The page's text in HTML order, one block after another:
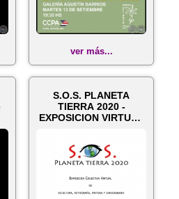
ver más...
S.O.S. PLANETA
TIERRA 2020 -
EXPOSICION VIRTUAL